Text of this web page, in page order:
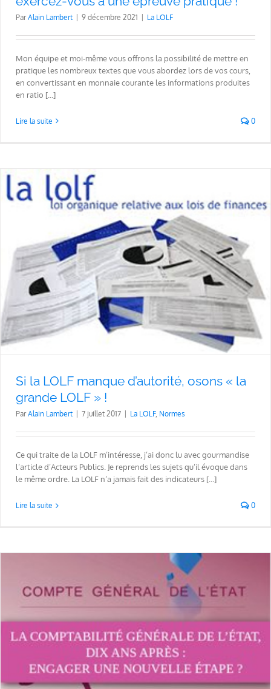
ParAlain Lambert | 9 décembre 2021 | La LOLF
Mon équipe et moi-même vous offrons la possibilité de mettre en
pratique les nombreux textes que vous abordez lors de vos cours,
en convertissant en monnaie courante les informations produites
en ratio [...]
Lire la suite 0
Si la LOLF manque d’autorité, osons « la
grande LOLF » !
ParAlain Lambert 7 juillet 2017 La LOLF, Normes
Ce qui traite de la LOLF m’intéresse, j’ai donc lu avec gourmandise
l’article d’Acteurs Publics. Je reprends les sujets qu’il évoque dans
le même ordre. La LOLF n’a jamais fait des indicateurs [...]
Lire la suite 0